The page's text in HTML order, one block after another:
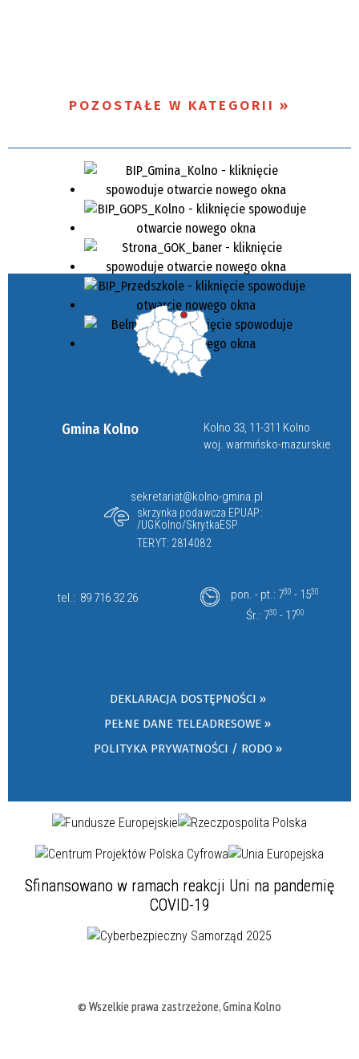
POZOSTAŁE W KATEGORII
Gmina Kolno
Kolno 33, 11-311 Kolno
woj. warmińsko-mazurskie
sekretariat@kolno-gmina.pl
skrzynka podawcza EPUAP:
/UGKolno/SkrytkaESP
TERYT: 2814082
tel.: 89 716 32 26 pon. - pt.: 730 - 1530
Śr.: 730 - 1700
DEKLARACJA DOSTĘPNOŚCI »
PEŁNE DANE TELEADRESOWE »
POLITYKA PRYWATNOŚCI / RODO »
Sfinansowano w ramach reakcji Uni na pandemię
COVID-19
© Wszelkie prawa zastrzeżone, Gmina Kolno